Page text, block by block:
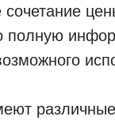
полную